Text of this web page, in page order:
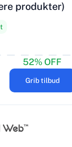
produkter)
52% OFF
Grib tilbud